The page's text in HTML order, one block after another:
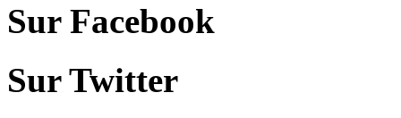
Sur Facebook
Sur Twitter